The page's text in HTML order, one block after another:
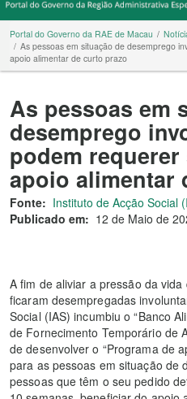
Portal do Governo da RAE de Macau
As pessoas em situação de desemprego
apoio alimentar de curto prazo
As pessoas em
desemprego
podem
apoio alimentar
Fonte: Instituto de Acção Social
Publicado em: 12 de Maio de
A fim de aliviar a pressão da
ficaram desempregadas
Social (IAS) incumbiu o “Banco
de Fornecimento Temporário de
de desenvolver o “Programa de
para as pessoas em situação de
pessoas que têm o seu pedido